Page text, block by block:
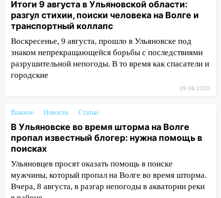
15:28 Соцсети: на «Ауди» упало дерево
в Новом городе
15:12 В Ульяновске выгорела кухня в
многоэтажке
14:18 Гинеколог рассказала о том, с
какими сложностями сталкиваются
Соцсети: на улице Розы
Люксембург дерево упало на
автомобиль
13:00 «Благоприятный период для
знаков зодиака на неделю с 10 по 16
августа
Итоги 9 августа в Ульяновской области:
разгул стихии, поиски человека на Волге и
транспортный коллапс
Воскресенье, 9 августа, прошло в Ульяновске под
знаком непрекращающейся борьбы с последствиями
разрушительной непогоды. В то время как спасатели и
городские
09.08.2026
Важное Новости Статьи
В Ульяновске во время шторма на Волге
пропал известный блогер: нужна помощь в
поисках
Ульяновцев просят оказать помощь в поиске
мужчины, который пропал на Волге во время шторма.
Вчера, 8 августа, в разгар непогоды в акватории реки